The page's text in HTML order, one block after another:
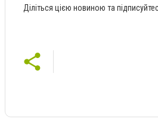
Діліться цією новиною та